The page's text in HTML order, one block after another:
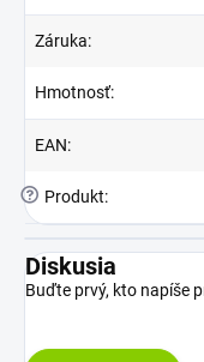
Záruka:
Hmotnosť:
EAN:
? Produkt:
Diskusia
Buďte prvý, kto napíše